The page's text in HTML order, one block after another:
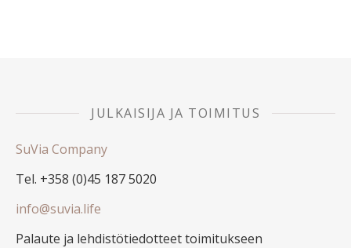
JULKAISIJA JA TOIMITUS
SuVia Company
Tel. +358 (0)45 187 5020
info@suvia.life
Palaute ja lehdistötiedotteet toimitukseen